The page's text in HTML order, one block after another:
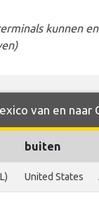
kunnen
van en naar
buiten
United States